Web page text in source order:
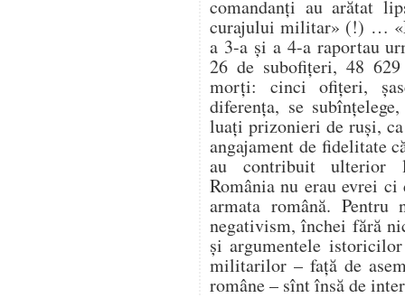
comandanți au arătat
curajului militar» (!) …
a 3-a și a 4-a raportau
26 de subofițeri, 48
morți: cinci ofițeri,
diferența, se
luați prizonieri de ruși,
angajament de fidelitate
au contribuit ulterior
România nu erau evrei
armata română.
negativism, închei fără
și argumentele
militarilor – față de
române – sînt însă de